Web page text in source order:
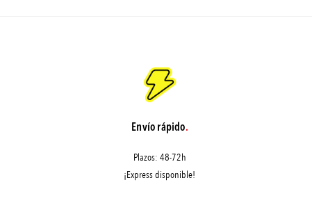
Envío rápido.
Plazos: 48-72h
¡Express disponible!